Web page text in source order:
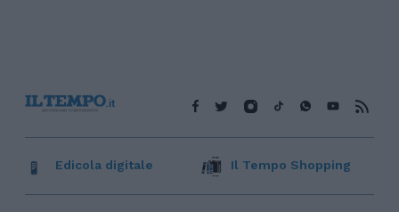
Edicola digitale Il Tempo Shopping